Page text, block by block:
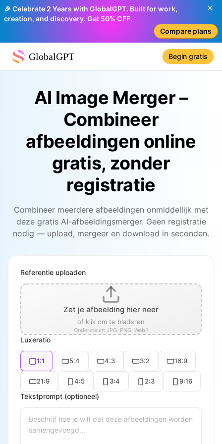
🎉 Celebrate 2 Years with GlobalGPT. Built for work,
creation, and discovery. Get 50% OFF.
Compare plans
GlobalGPT Begin gratis
AI Image Merger –
Combineer
afbeeldingen online
gratis, zonder
registratie
Combineer meerdere afbeeldingen onmiddellijk met
deze gratis AI-afbeeldingsmerger. Geen registratie
nodig — upload, mergeer en download in seconden.
Referentie uploaden
Zet je afbeelding hier neer
of klik om te bladeren
Ondersteunt JPG, PNG, WebP
Luxeratio
1:1 5:4 4:3 3:2 16:9
21:9 4:5 3:4 2:3 9:16
Tekstprompt (optioneel)